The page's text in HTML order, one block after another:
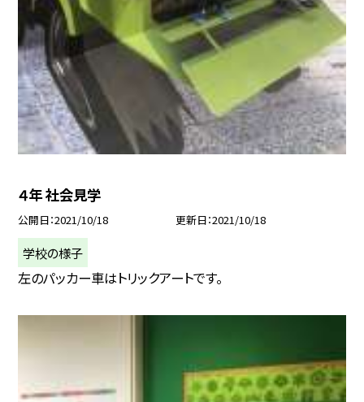
４年 社会見学
公開日 2021/10/18 更新日 2021/10/18
学校の様子
左のパッカー車はトリックアートです。